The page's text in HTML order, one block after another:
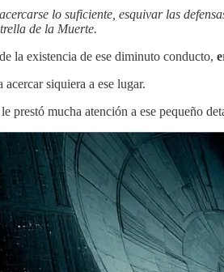
lo suficiente, esquivar las
de la Muerte.
la existencia de ese diminuto conducto,
siquiera a ese lugar.
prestó mucha atención a ese pequeño